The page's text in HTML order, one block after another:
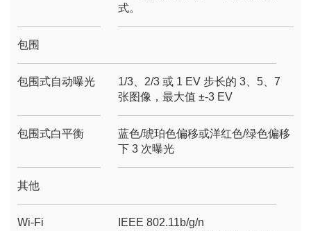
式。
包围
包围式自动曝光
1/3、2/3 或 1 EV 步长的 3、5、7
张图像，最大值 ±-3 EV
包围式白平衡
蓝色/琥珀色偏移或洋红色/绿色偏移
下 3 次曝光
其他
Wi-Fi
IEEE 802.11b/g/n